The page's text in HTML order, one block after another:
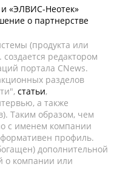
«ЭЛВИС-Неотек»
о партнерстве
(продукта или
редактором
портала CNews.
разделов
статьи,
а также
Таким образом, чем
с именем компании
профиль.
дополнительной
о компании или